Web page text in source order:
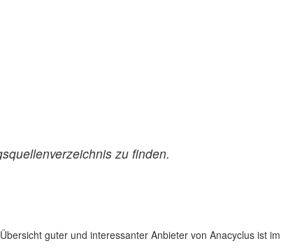
zu finden.
guter und interessanter Anbieter von Anacyclus ist im